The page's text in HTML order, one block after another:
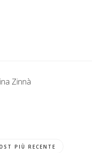
Zinnà
PIÙ RECENTE